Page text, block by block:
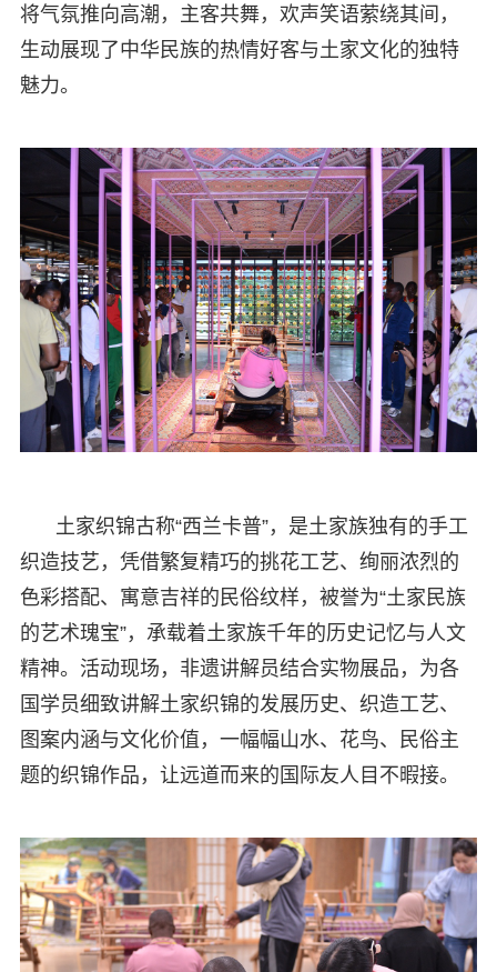
将气氛推向高潮，主客共舞，欢声笑语萦绕其间，
生动展现了中华民族的热情好客与土家文化的独特
魅力。
土家织锦古称“西兰卡普”，是土家族独有的手工
织造技艺，凭借繁复精巧的挑花工艺、绚丽浓烈的
色彩搭配、寓意吉祥的民俗纹样，被誉为“土家民族
的艺术瑰宝”，承载着土家族千年的历史记忆与人文
精神。活动现场，非遗讲解员结合实物展品，为各
国学员细致讲解土家织锦的发展历史、织造工艺、
图案内涵与文化价值，一幅幅山水、花鸟、民俗主
题的织锦作品，让远道而来的国际友人目不暇接。